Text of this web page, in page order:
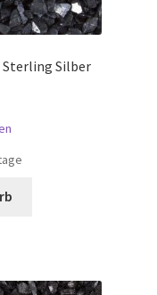
Sterling Silber